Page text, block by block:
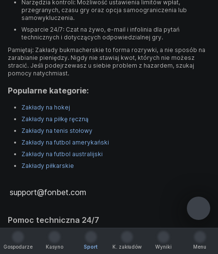
Narzędzia kontroli: Możliwość ustawienia limitów wpłat,
przegranych, czasu gry oraz opcja samoograniczenia lub
samowykluczenia.
Wsparcie 24/7: Czat na żywo, e-mail i infolinia dla pytań
technicznych i dotyczących odpowiedzialnej gry.
Pamiętaj: Zakłady bukmacherskie to forma rozrywki, a nie sposób na
zarabianie pieniędzy. Nigdy nie stawiaj kwot, których nie możesz
stracić. Jeśli podejrzewasz u siebie problem z hazardem, szukaj
pomocy natychmiast.
Popularne kategorie:
Zakłady na hokej
Zakłady na piłkę ręczną
Zakłady na tenis stołowy
Zakłady na futbol amerykański
Zakłady na futbol australijski
Zakłady piłkarskie
support@fonbet.com
Pomoc techniczna 24/7
support@fonbet.com
Gospodarze
Kasyno
Sport
K. zakładów
Wyniki
Menu